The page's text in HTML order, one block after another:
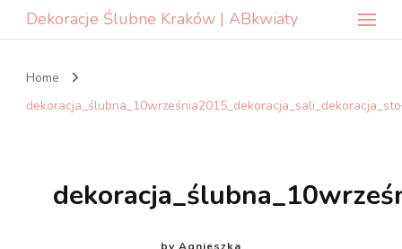
Dekoracje Ślubne Kraków | ABkwiaty
Home